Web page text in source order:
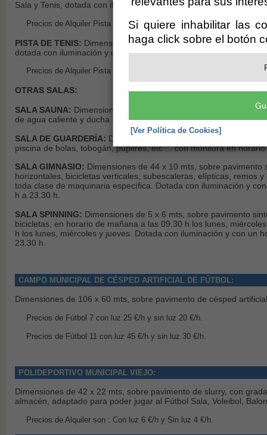
Si quiere inhabilitar las
haga click sobre el botón
[Ver Política de Cookies]
Sala y Tenis, dotada con iluminación y con un horario de
Precios de Alquiler Pista Exterior Completa: Con luz 6 €/h y Sin luz
PISTA DE TENIS: Dimensiones de 36.59 x 18.27 mts, sobre
dotada con iluminación y con un horario de utilización de 08.00 a
Precios de Alquiler Pista Tenis: Con luz 5.5 €/h y Sin luz 4 €/h.
OTRAS SALAS:
SALA SAUNA: Dimensiones de 3 x 3 mts, sobre pavimento
de agua caliente y ducha de agua fria, con un horario de
SALA DE GUARDERÍA: Dimensiones de 3 x 3 mts, sobre
piscina de bolas, tobogán, pupitres, etc ... con monitora en
SALA GIMNASIO: Dimensiones de 44 x 10 mts, sobre
horizontales, bicicletas verticales, subescaleras, elípticas, remos
toda clase de maquinaria específica. Dotada con iluminación y
h a 23.30 h.
SALA SPINNING: Dimensiones de 5 x 6 mts, sobre pavimento
bicicletas, en horario de mañana a las 09.30 h los lunes,
h los lunes, miércoles y jueves. Dotada con iluminación y con un
23.30 h.
CAMPO MUNICIPAL DE CÉSPED ARTIFICIAL DE FÚTBOL:
Dimensiones de 106 x 60 mts, sobre pavimento de césped
Precios de Fútbol 7 con luz 25 €/h y sin luz 20 €/h.
Precios de Fútbol 11 con luz 45 €/h y sin luz 30 €/h.
POLIDEPORTIVO MUNICIPAL VIEJO:
Dimensiones de 42 x 22 mts, sobre pavimento de slurry, con
almacén, adaptado para poder jugar al Fútbol Sala, Voleibol,
Precios de Alquiler son : Con luz 6 €/h y Sin luz 4 €/h.